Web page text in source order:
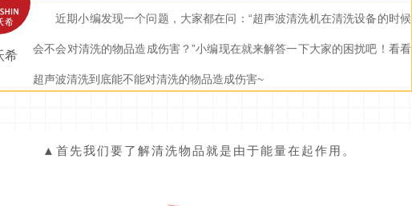
希
近期小编发现一个问题，大家都在问：“超声波清洗机在清洗设备的时候
会不会对清洗的物品造成伤害？”小编现在就来解答一下大家的困扰吧！看看
超声波清洗到底能不能对清洗的物品造成伤害~
▲首先我们要了解清洗物品就是由于能量在起作用。